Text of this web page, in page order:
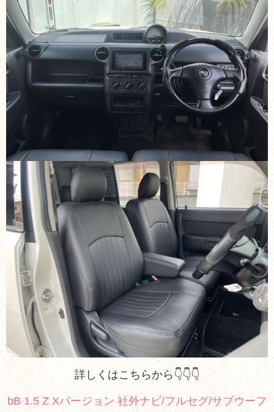
詳しくはこちらから👇👇👇
bB 1.5 Z Xバージョン 社外ナビ/フルセグ/サブウーフ